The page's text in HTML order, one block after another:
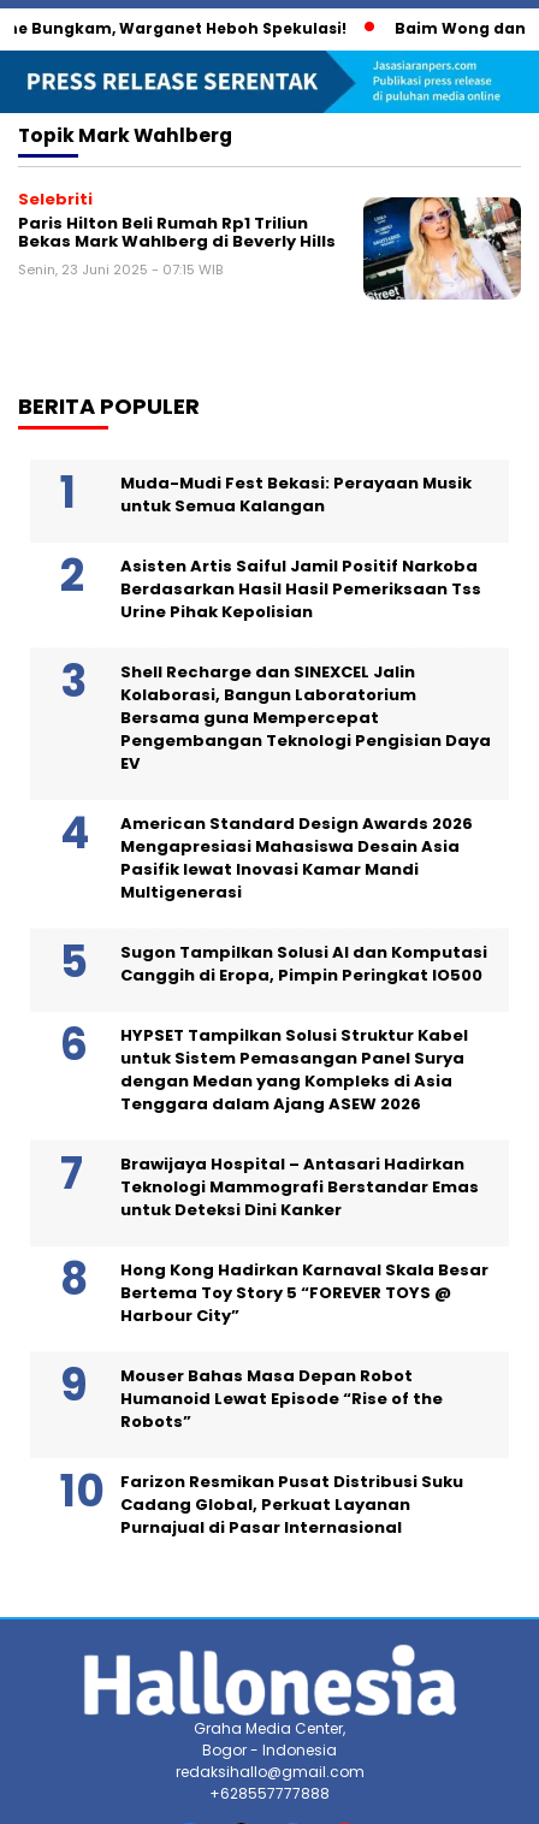
Bungkam, Warganet Heboh Spekulasi! Baim Wong dan
TopikMark Wahlberg
Selebriti
Paris Hilton Beli Rumah Rp1 Triliun
Bekas Mark Wahlberg di Beverly Hills
Senin, 23 Juni 2025 - 07:15 WIB
BERITA POPULER
Muda-Mudi Fest Bekasi: Perayaan Musik
untuk Semua Kalangan
Asisten Artis Saiful Jamil Positif Narkoba
Berdasarkan Hasil Hasil Pemeriksaan Tss
Urine Pihak Kepolisian
Shell Recharge dan SINEXCEL Jalin
Kolaborasi, Bangun Laboratorium
Bersama guna Mempercepat
Pengembangan Teknologi Pengisian Daya
EV
American Standard Design Awards 2026
Mengapresiasi Mahasiswa Desain Asia
Pasifik lewat Inovasi Kamar Mandi
Multigenerasi
Sugon Tampilkan Solusi AI dan Komputasi
Canggih di Eropa, Pimpin Peringkat IO500
HYPSET Tampilkan Solusi Struktur Kabel
untuk Sistem Pemasangan Panel Surya
dengan Medan yang Kompleks di Asia
Tenggara dalam Ajang ASEW 2026
Brawijaya Hospital – Antasari Hadirkan
Teknologi Mammografi Berstandar Emas
untuk Deteksi Dini Kanker
Hong Kong Hadirkan Karnaval Skala Besar
Bertema Toy Story 5 “FOREVER TOYS @
Harbour City”
Mouser Bahas Masa Depan Robot
Humanoid Lewat Episode “Rise of the
Robots”
Farizon Resmikan Pusat Distribusi Suku
Cadang Global, Perkuat Layanan
Purnajual di Pasar Internasional
Graha Media Center,
Bogor - Indonesia
redaksihallo@gmail.com
+628557777888